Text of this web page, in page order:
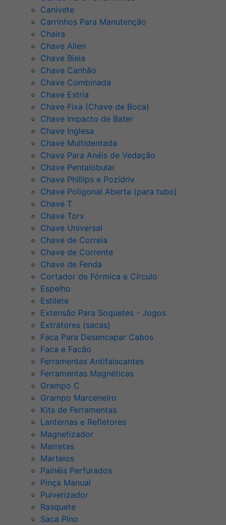
Canivete
Carrinhos Para Manutenção
Chaira
Chave Allen
Chave Biela
Chave Canhão
Chave Combinada
Chave Estria
Chave Fixa (Chave de Boca)
Chave Impacto de Bater
Chave Inglesa
Chave Multidentada
Chave Para Anéis de Vedação
Chave Pentalobular
Chave Phillips e Pozidriv
Chave Poligonal Aberta (para tubo)
Chave T
Chave Torx
Chave Universal
Chave de Correia
Chave de Corrente
Chave de Fenda
Cortador de Fórmica e Círculo
Espelho
Estilete
Extensão Para Soquetes - Jogos
Extratores (sacas)
Faca Para Desencapar Cabos
Faca e Facão
Ferramentas Antifaiscantes
Ferramentas Magnéticas
Grampo C
Grampo Marceneiro
Kits de Ferramentas
Lanternas e Refletores
Magnetizador
Marretas
Martelos
Painéis Perfurados
Pinça Manual
Pulverizador
Rasquete
Saca Pino